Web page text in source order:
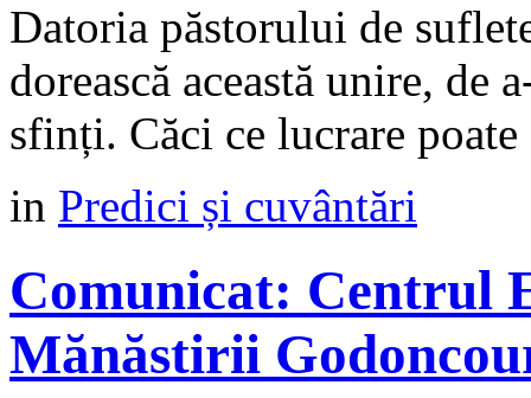
Datoria păstorului de
dorească această unire, de
sfinți. Căci ce lucrare
in Predici și cuvântări
Comunicat: Centrul
Mănăstirii